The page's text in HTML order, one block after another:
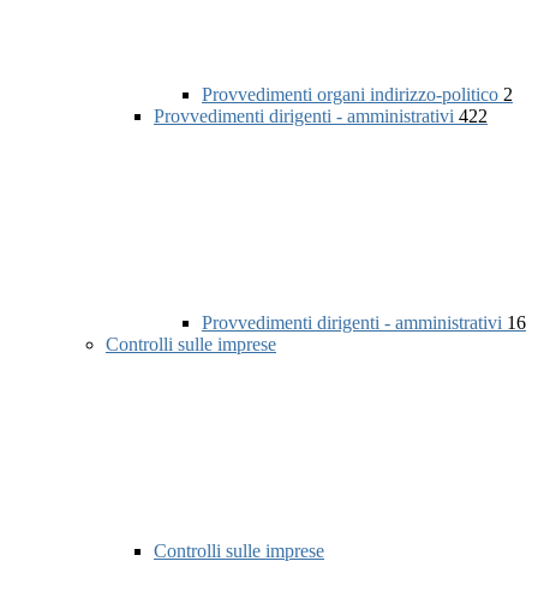
Provvedimenti organi indirizzo-politico 2
Provvedimenti dirigenti - amministrativi 422
Provvedimenti dirigenti - amministrativi 16
Controlli sulle imprese
Controlli sulle imprese